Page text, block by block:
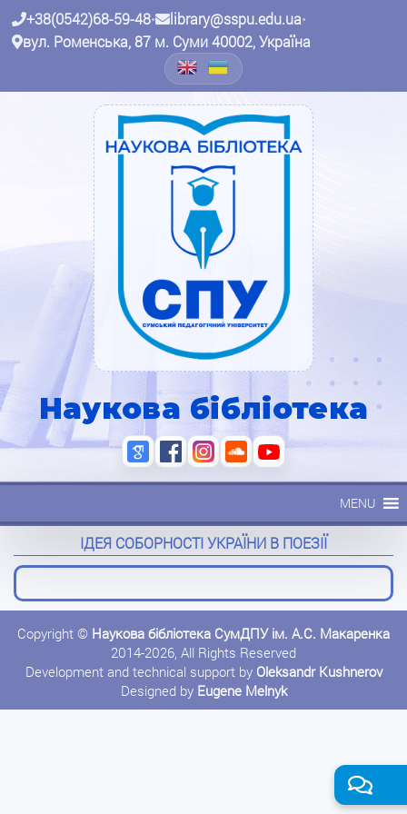
+38(0542)68-59-48• library@sspu.edu.ua•
вул. Роменська, 87 м. Суми 40002, Україна
Наукова бібліотека
MENU
ІДЕЯ СОБОРНОСТІ УКРАЇНИ В ПОЕЗІЇ
Copyright © Наукова бібліотека СумДПУ ім. А.С. Макаренка
2014-2026, All Rights Reserved
Development and technical support by Oleksandr Kushnerov
Designed by Eugene Melnyk